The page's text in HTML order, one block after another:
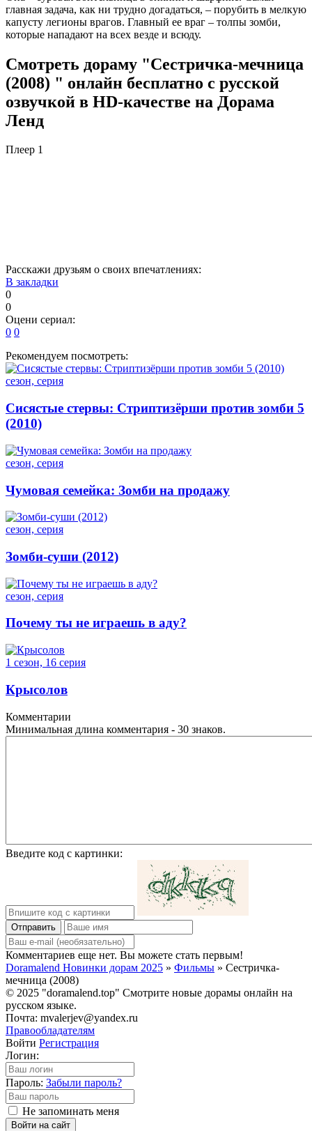
главная задача, как ни трудно догадаться, – порубить в мелкую
капусту легионы врагов. Главный ее враг – толпы зомби,
которые нападают на всех везде и всюду.
Смотреть дораму "Сестричка-мечница
(2008) " онлайн бесплатно с русской
озвучкой в HD-качестве на Дорама
Ленд
Плеер 1
Расскажи друзьям о своих впечатлениях:
В закладки
0
0
Оцени сериал:
0 0
Рекомендуем посмотреть:
сезон, серия
Сисястые стервы: Стриптизёрши против зомби 5
(2010)
сезон, серия
Чумовая семейка: Зомби на продажу
сезон, серия
Зомби-суши (2012)
сезон, серия
Почему ты не играешь в аду?
1 сезон, 16 серия
Крысолов
Комментарии
Минимальная длина комментария - 30 знаков.
Введите код с картинки:
Отправить
Комментариев еще нет. Вы можете стать первым!
Doramalend Новинки дорам 2025 » Фильмы » Сестричка-
мечница (2008)
© 2025 "doramalend.top" Смотрите новые дорамы онлайн на
русском языке.
Почта: mvalerjev@yandex.ru
Правообладателям
Войти Регистрация
Логин:
Пароль: Забыли пароль?
Не запоминать меня
Войти на сайт